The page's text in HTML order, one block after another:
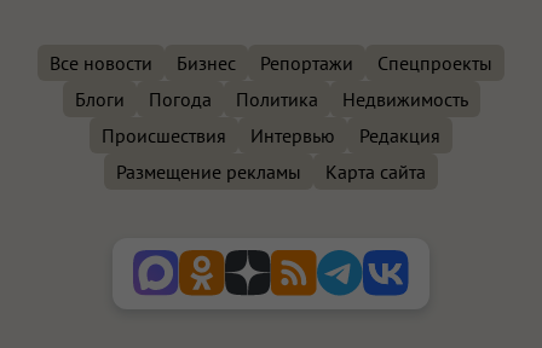
Все новости Бизнес Репортажи
Спецпроекты
Блоги
Погода Политика
Недвижимость
Происшествия
Интервью
Редакция
Размещение рекламы
Карта сайта